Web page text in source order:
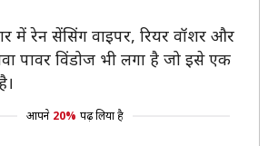
में रेन सेंसिंग वाइपर, रियर वॉशर और
पावर विंडोज भी लगा है जो इसे एक
आपने 20% पढ़ लिया है